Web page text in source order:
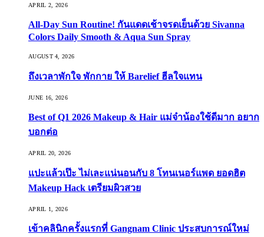
APRIL 2, 2026
All-Day Sun Routine! กันแดดเช้าจรดเย็นด้วย Sivanna
Colors Daily Smooth & Aqua Sun Spray
AUGUST 4, 2026
ถึงเวลาพักใจ พักกาย ให้ Barelief ฮีลใจแทน
JUNE 16, 2026
Best of Q1 2026 Makeup & Hair แม่จ๋าน้องใช้ดีมาก อยาก
บอกต่อ
APRIL 20, 2026
แปะแล้วเป๊ะ ไม่เละแน่นอนกับ 8 โทนเนอร์แพด ยอดฮิต
Makeup Hack เตรียมผิวสวย
APRIL 1, 2026
เข้าคลินิกครั้งแรกที่ Gangnam Clinic ประสบการณ์ใหม่